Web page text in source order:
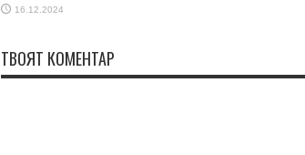
16.12.2024
ТВОЯТ КОМЕНТАР